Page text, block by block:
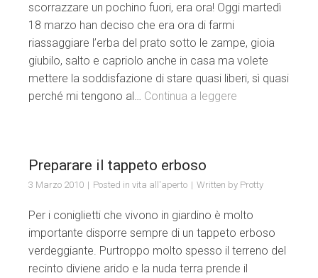
scorrazzare un pochino fuori, era ora! Oggi martedì
18 marzo han deciso che era ora di farmi
riassaggiare l’erba del prato sotto le zampe, gioia
giubilo, salto e capriolo anche in casa ma volete
mettere la soddisfazione di stare quasi liberi, sì quasi
perché mi tengono al… Continua a leggere
Preparare il tappeto erboso
3 Marzo 2010 Posted in vita all'aperto Written by Protty
Per i coniglietti che vivono in giardino è molto
importante disporre sempre di un tappeto erboso
verdeggiante. Purtroppo molto spesso il terreno del
recinto diviene arido e la nuda terra prende il